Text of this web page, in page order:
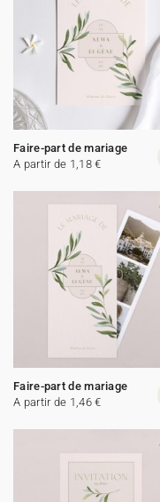
Faire-part de mariage
A partir de 1,18 €
Faire-part de mariage
A partir de 1,46 €